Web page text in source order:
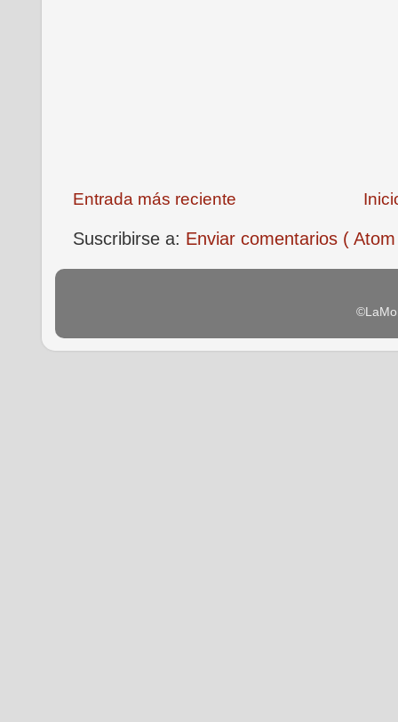
Entrada más reciente
Suscribirse a: Enviar comentarios (